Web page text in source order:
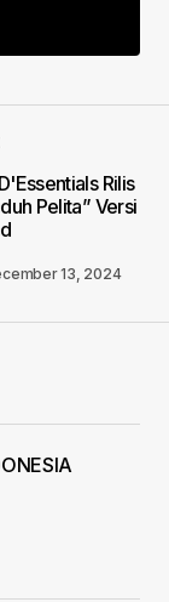
this
Rilis
Pelita” Versi
13, 2024